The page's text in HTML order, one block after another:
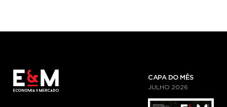
CAPA DO MÊS
JULHO 2026